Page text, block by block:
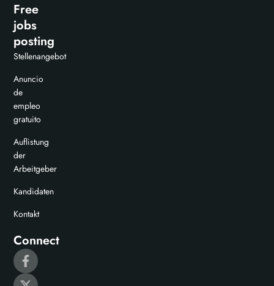
Free
jobs
posting
Stellenangebot
Anuncio
de
empleo
gratuito
Auflistung
der
Arbeitgeber
Kandidaten
Kontakt
Connect